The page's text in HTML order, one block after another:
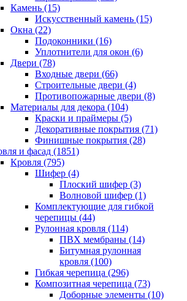
Камень (15)
Искусственный камень (15)
Окна (22)
Подоконники (16)
Уплотнители для окон (6)
Двери (78)
Входные двери (66)
Строительные двери (4)
Противопожарные двери (8)
Материалы для декора (104)
Краски и праймеры (5)
Декоративные покрытия (71)
Финишные покрытия (28)
и фасад (1851)
Кровля (795)
Шифер (4)
Плоский шифер (3)
Волновой шифер (1)
Комплектующие для гибкой
черепицы (44)
Рулонная кровля (114)
ПВХ мембраны (14)
Битумная рулонная
кровля (100)
Гибкая черепица (296)
Композитная черепица (73)
Доборные элементы (10)